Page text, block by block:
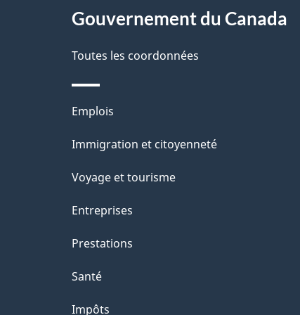
a
p
a
g
e
r
o
a
c
t
i
Gouvernement du Canada
Toutes les coordonnées
Thèmes
et
Emplois
Immigration et citoyenneté
Voyage et tourisme
Entreprises
Prestations
Santé
Impôts